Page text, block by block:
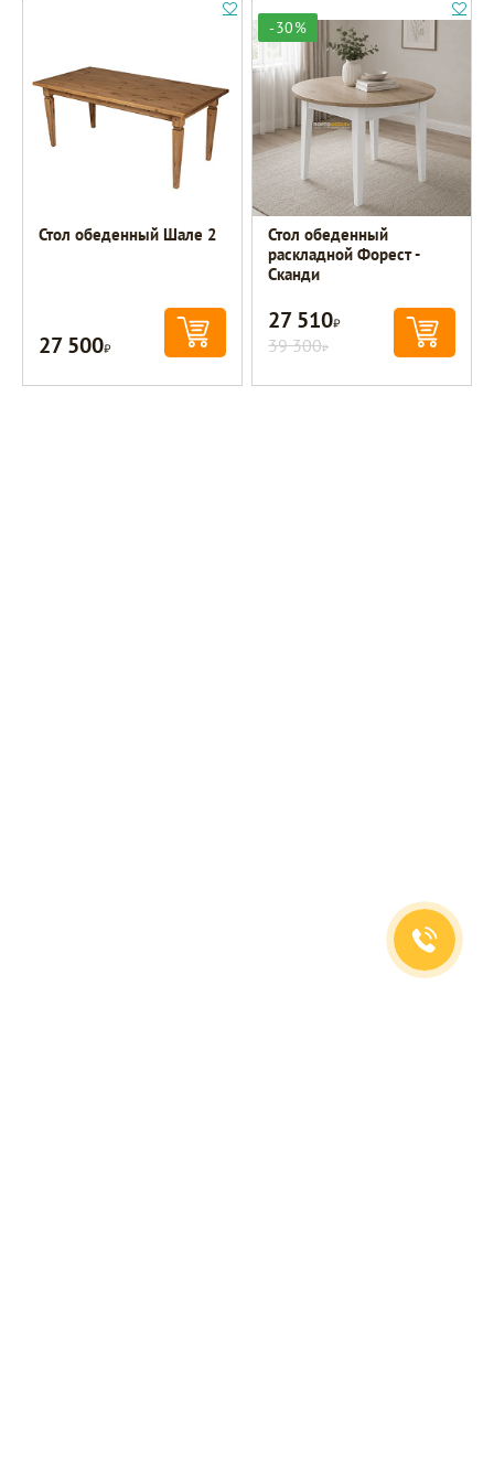
Стол обеденный Шале 2
27 500Р
-30%
Стол обеденный
раскладной Форест -
Сканди
27 510Р
39 300Р